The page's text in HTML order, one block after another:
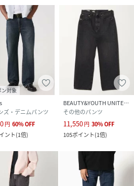
ン対象
ズ・デニムパンツ
円 60%OFF
ント(1倍)
BEAUTY&YOUTH UNITED ARROWS
その他のパンツ
11,550円 30%OFF
105ポイント(1倍)